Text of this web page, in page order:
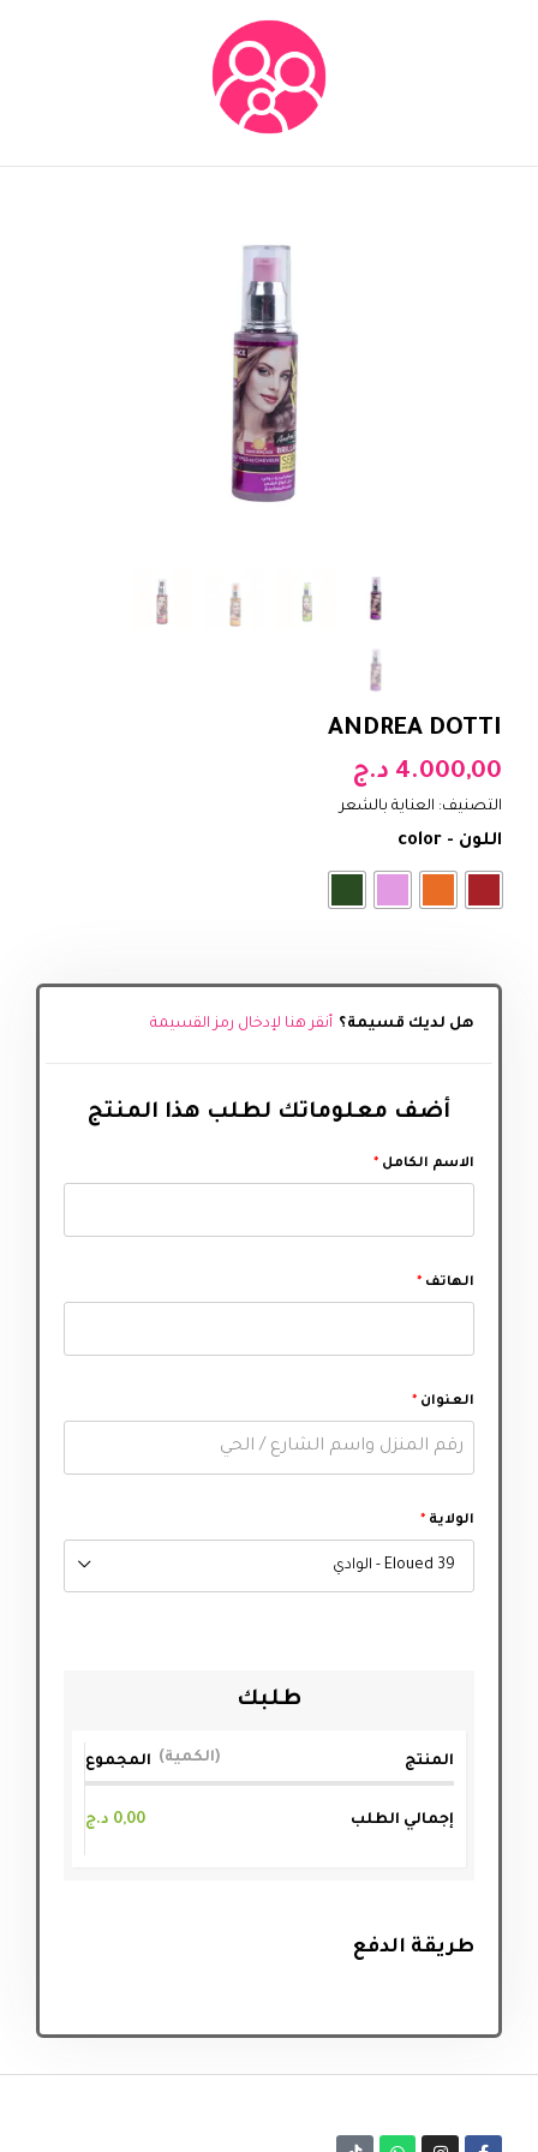
ANDREA DOTTI
4.000,00 د.ج
التصنيف: العناية بالشعر
اللون - color
هل لديك قسيمة؟ أنقر هنا لإدخال رمز القسيمة
أضف معلوماتك لطلب هذا المنتج‬
الاسم الكامل *
الهاتف *
العنوان *
الولاية *
39 Eloued - الوادي
طلبك
المنتج الكمية المجموع
إجمالي الطلب 0,00 د.ج
طريقة الدفع